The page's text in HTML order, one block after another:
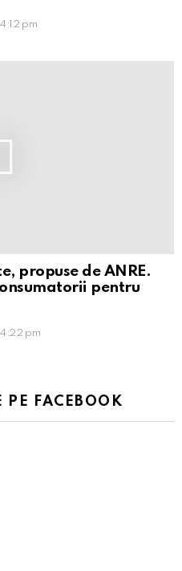
pm
propuse de ANRE.
pentru
pm
PE FACEBOOK